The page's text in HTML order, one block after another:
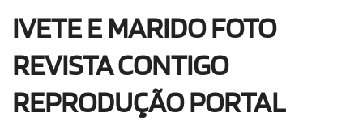
OLHA ISSO! EU QUERO!
IVETE E MARIDO FOTO
REVISTA CONTIGO
REPRODUÇÃO PORTAL